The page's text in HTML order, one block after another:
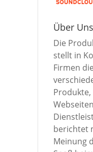
Über Uns
Die
stellt in
Firmen die
Produkte,
berichtet
Meinung